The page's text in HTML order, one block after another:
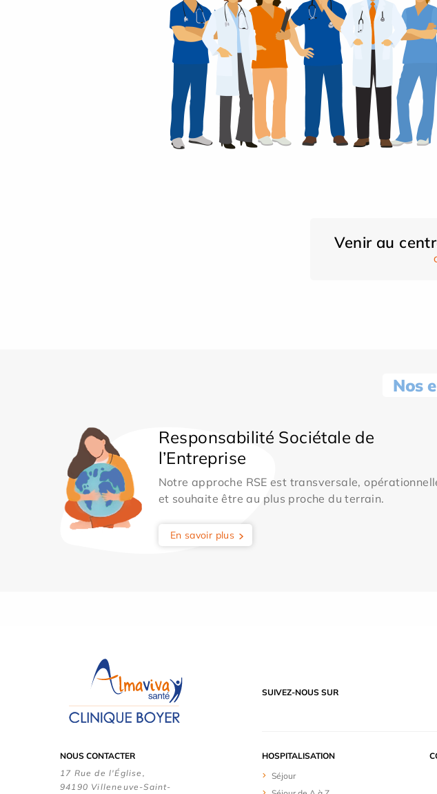
Venir au
Nos
Responsabilité Sociétale de
l’Entreprise
Notre approche RSE est transversale,
et souhaite être au plus proche du terrain.
En savoir plus
SUIVEZ-NOUS SUR
NOUS CONTACTER
17 Rue de l'Église,
94190 Villeneuve-Saint-
HOSPITALISATION
Séjour